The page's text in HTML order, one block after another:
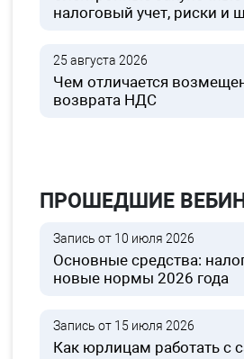
налоговый учет, риски и
25 августа 2026
Чем отличается
возврата НДС
ПРОШЕДШИЕ
Запись от 10 июля 2026
Основные средства:
новые нормы 2026 года
Запись от 15 июля 2026
Как юрлицам работать с